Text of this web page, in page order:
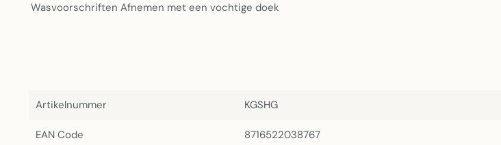
Wasvoorschriften Afnemen met een vochtige doek
Artikelnummer KGSHG
EAN Code 8716522038767